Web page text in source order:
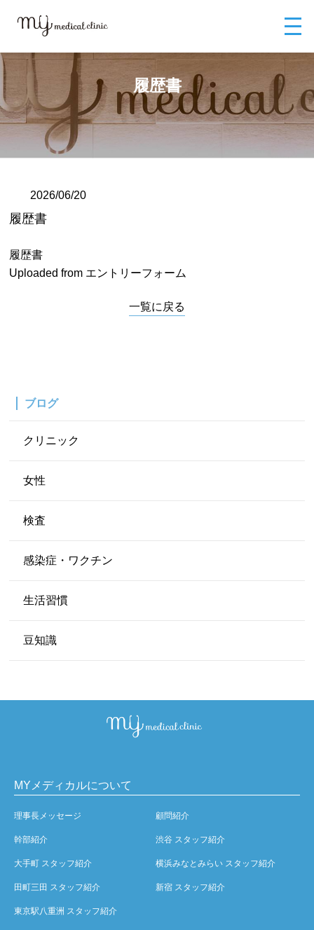
履歴書
2026/06/20
履歴書
履歴書
Uploaded from エントリーフォーム
一覧に戻る
ブログ
クリニック
女性
検査
感染症・ワクチン
生活習慣
豆知識
MYメディカルについて
理事長メッセージ 顧問紹介
幹部紹介 渋谷 スタッフ紹介
大手町 スタッフ紹介 横浜みなとみらい スタッフ紹介
田町三田 スタッフ紹介 新宿 スタッフ紹介
東京駅八重洲 スタッフ紹介